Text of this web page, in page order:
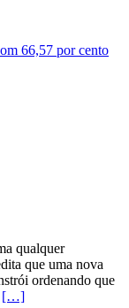
66,57 por cento
qualquer
que uma nova
ordenando que
[…]